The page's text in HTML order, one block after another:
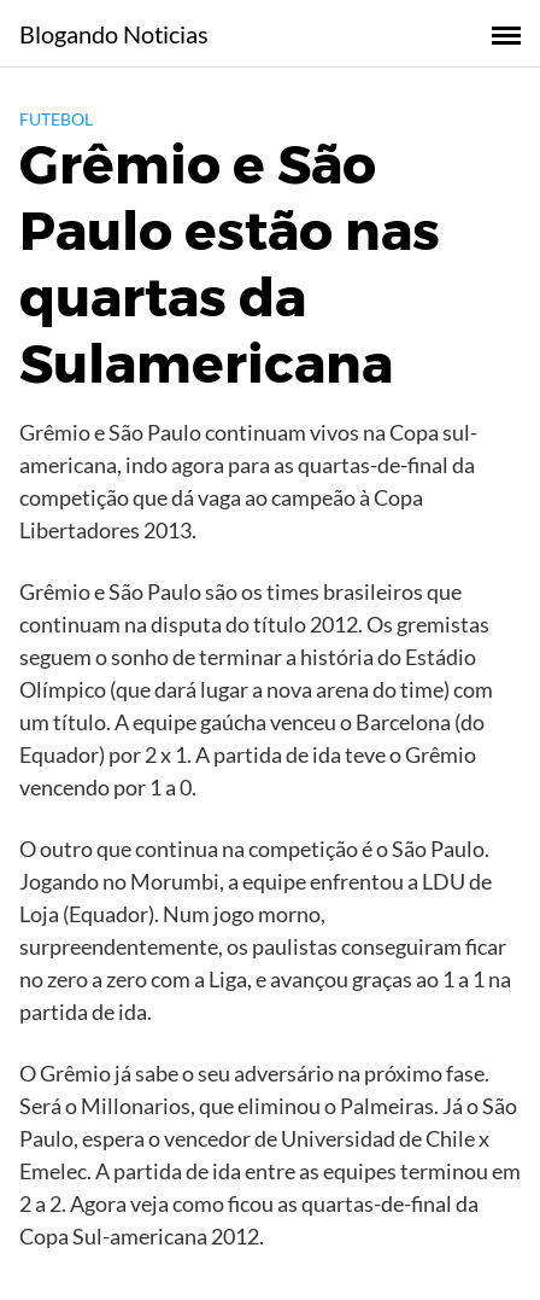
content
Blogando Noticias
FUTEBOL
Grêmio e São
Paulo estão nas
quartas da
Sulamericana
Grêmio e São Paulo continuam vivos na Copa sul-
americana, indo agora para as quartas-de-final da
competição que dá vaga ao campeão à Copa
Libertadores 2013.
Grêmio e São Paulo são os times brasileiros que
continuam na disputa do título 2012. Os gremistas
seguem o sonho de terminar a história do Estádio
Olímpico (que dará lugar a nova arena do time) com
um título. A equipe gaúcha venceu o Barcelona (do
Equador) por 2 x 1. A partida de ida teve o Grêmio
vencendo por 1 a 0.
O outro que continua na competição é o São Paulo.
Jogando no Morumbi, a equipe enfrentou a LDU de
Loja (Equador). Num jogo morno,
surpreendentemente, os paulistas conseguiram ficar
no zero a zero com a Liga, e avançou graças ao 1 a 1 na
partida de ida.
O Grêmio já sabe o seu adversário na próximo fase.
Será o Millonarios, que eliminou o Palmeiras. Já o São
Paulo, espera o vencedor de Universidad de Chile x
Emelec. A partida de ida entre as equipes terminou em
2 a 2. Agora veja como ficou as quartas-de-final da
Copa Sul-americana 2012.